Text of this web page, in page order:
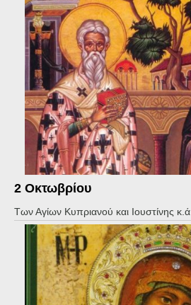
2 Οκτωβρίου
Των Αγίων Κυπριανού και Ιουστίνης κ.ά.